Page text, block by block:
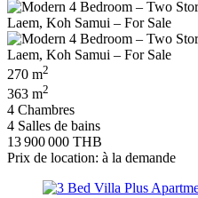
270 m2
363 m2
4 Chambres
4 Salles de bains
13 900 000 THB
Prix de location: à la demande